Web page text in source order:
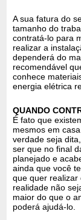
A sua fatura do
tamanho do
contratá-lo para
realizar a
dependerá do
recomendável
conhece
energia elétrica
QUANDO
É fato que
mesmos em
verdade seja
ser que no final
planejado e
ainda que você
que quer realizar
realidade não
maior do que o
poderá ajudá-lo.